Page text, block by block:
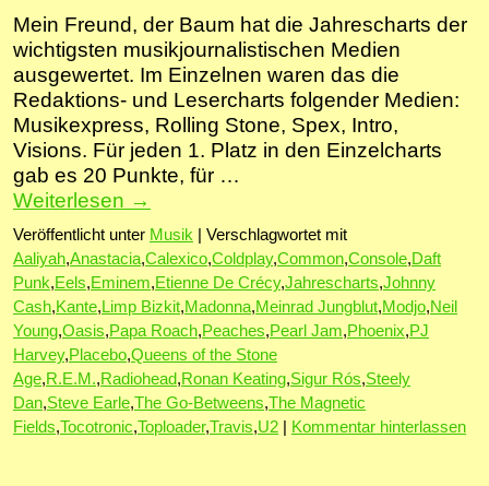
Mein Freund, der Baum hat die Jahrescharts der
wichtigsten musikjournalistischen Medien
ausgewertet. Im Einzelnen waren das die
Redaktions- und Lesercharts folgender Medien:
Musikexpress, Rolling Stone, Spex, Intro,
Visions. Für jeden 1. Platz in den Einzelcharts
gab es 20 Punkte, für …
Weiterlesen →
Veröffentlicht unter Musik
Verschlagwortet mit
Aaliyah,Anastacia,Calexico,Coldplay,Common,Console,Daft
Punk,Eels,Eminem,Etienne De Crécy,Jahrescharts,Johnny
Cash,Kante, Limp Bizkit,Madonna,Meinrad Jungblut,Modjo,Neil
Young,Oasis,Papa Roach,Peaches,Pearl Jam,Phoenix,PJ
Harvey,Placebo,Queens of the Stone
Age,R.E.M.,Radiohead,Ronan Keating,Sigur Rós,Steely
Dan,Steve Earle,The Go-Betweens,The Magnetic
Fields,Tocotronic,Toploader,Travis,U2 Kommentar hinterlassen